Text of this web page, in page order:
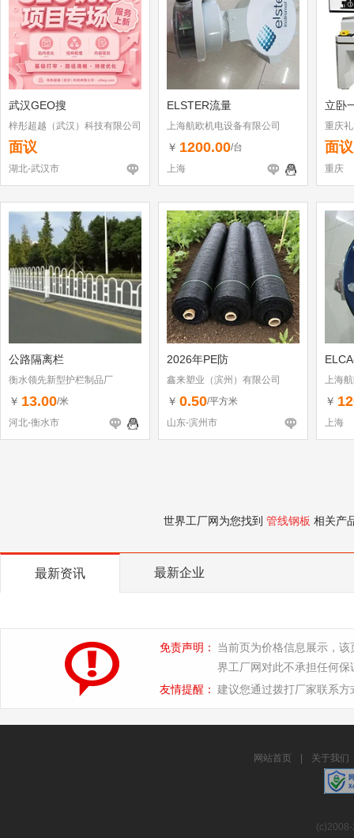
武汉GEO搜
梓彤超越（武汉）科技有限公司
面议
湖北-武汉市
ELSTER流量
上海航欧机电设备有限公司
￥ 1200.00/台
上海
立卧
重庆
面议
重庆
公路隔离栏
衡水领先新型护栏制品厂
￥ 13.00/米
河北-衡水市
2026年PE防
鑫来塑业（滨州）有限公司
￥ 0.50/平方米
山东-滨州市
上海
￥
上海
世界工厂网为您找到 管线钢板 相关产
最新资讯 最新企业
免责声明：
当前页为价格信息展示，
界工厂网对此不承担任何保
友情提醒： 建议您通过拨打厂家联系
网站首页 关于我们